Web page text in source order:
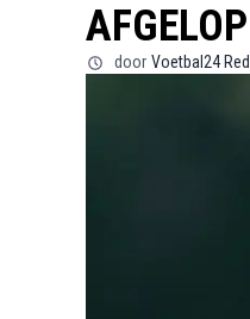
door Voetbal24